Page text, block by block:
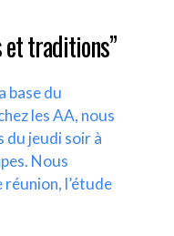
et traditions”
base du
les AA, nous
du jeudi soir à
Nous
l’étude